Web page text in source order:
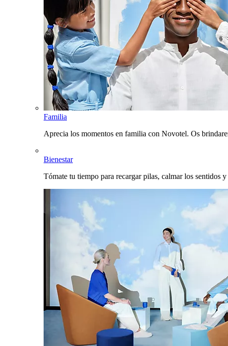
Familia
Aprecia los momentos en familia con Novotel. Os
Bienestar
Tómate tu tiempo para recargar pilas, calmar los sentidos